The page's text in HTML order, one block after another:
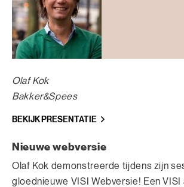
Olaf Kok
Bakker&Spees
BEKIJK PRESENTATIE
Nieuwe webversie
Olaf Kok demonstreerde tijdens zijn
gloednieuwe VISI Webversie! Een